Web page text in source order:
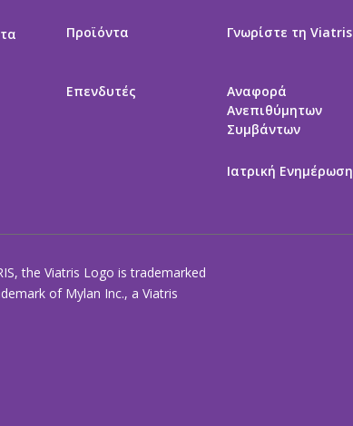
Προϊόντα
Επενδυτές
Γνωρίστε τη Viatris
Αναφορά
Ανεπιθύμητων
Συμβάντων
Ιατρική Ενημέρωση
the Viatris Logo is trademarked
of Mylan Inc., a Viatris